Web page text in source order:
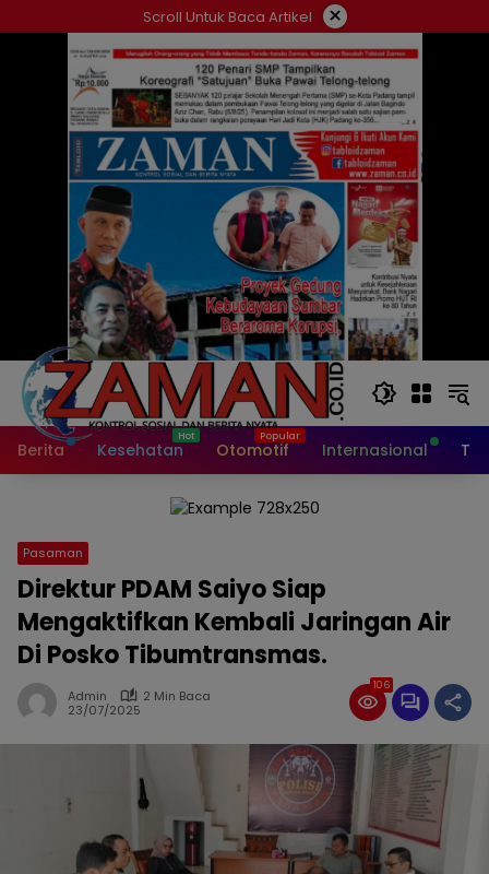
ke
Scroll Untuk Baca Artikel ×
Berita Kesehatan Otomotif Internasional
Pasaman
Direktur PDAM Saiyo Siap
Mengaktifkan Kembali Jaringan Air
Di Posko Tibumtransmas.
Admin
2 Min Baca
23/07/2025
106